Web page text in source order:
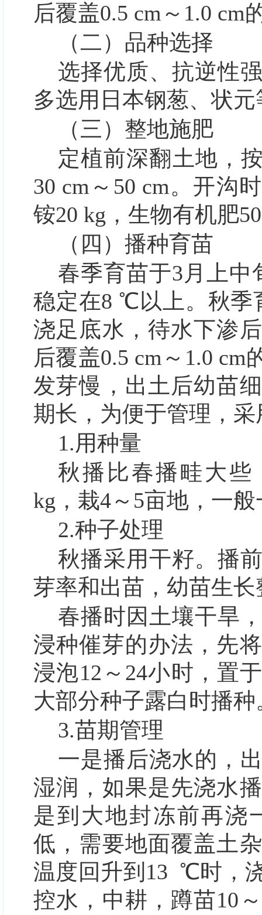
后覆盖0.5 cm～1.0 cm
（二）品种选择
选择优质、抗逆性
多选用日本钢葱、状
（三）整地施肥
定植前深翻土地，
30 cm～50 cm。开沟
铵20 kg，生物有机肥
（四）播种育苗
春季育苗于3月上中
稳定在8 ℃以上。秋季
浇足底水，待水下渗
后覆盖0.5 cm～1.0 cm
发芽慢，出土后幼苗
期长，为便于管理，
1.用种量
秋播比春播畦大些
kg，栽4～5亩地，一
2.种子处理
秋播采用干籽。播
芽率和出苗，幼苗生
春播时因土壤干旱
浸种催芽的办法，先
浸泡12～24小时，置
大部分种子露白时播种
3.苗期管理
一是播后浇水的，
湿润，如果是先浇水
是到大地封冻前再浇
低，需要地面覆盖土
温度回升到13 ℃时，
控水，中耕，蹲苗10